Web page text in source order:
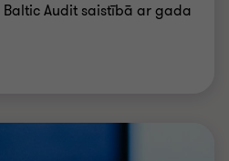
Baltic Audit saistībā ar gada